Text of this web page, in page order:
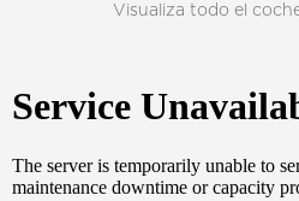
Visualiza todo el